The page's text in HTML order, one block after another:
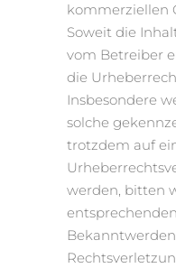
kommerziellen
Soweit die
vom Betreiber
die
Insbesondere
solche
trotzdem auf
werden, bitten